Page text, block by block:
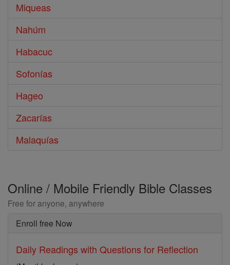
Miqueas
Nahúm
Habacuc
Sofonías
Hageo
Zacarías
Malaquías
Online / Mobile Friendly Bible Classes
Free for anyone, anywhere
Enroll free Now
Daily Readings with Questions for Reflection